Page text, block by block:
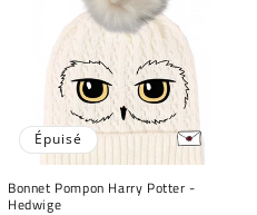
Épuisé
Bonnet Pompon Harry Potter -
Hedwige